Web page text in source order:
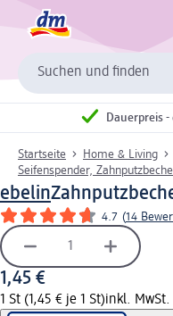
Suchen und finden
Dauerpreis
Startseite Home & Living
Seifenspender,
ebelin
4.7 (14
1,45 €
1 St (1,45 € je 1 St)inkl. MwSt.